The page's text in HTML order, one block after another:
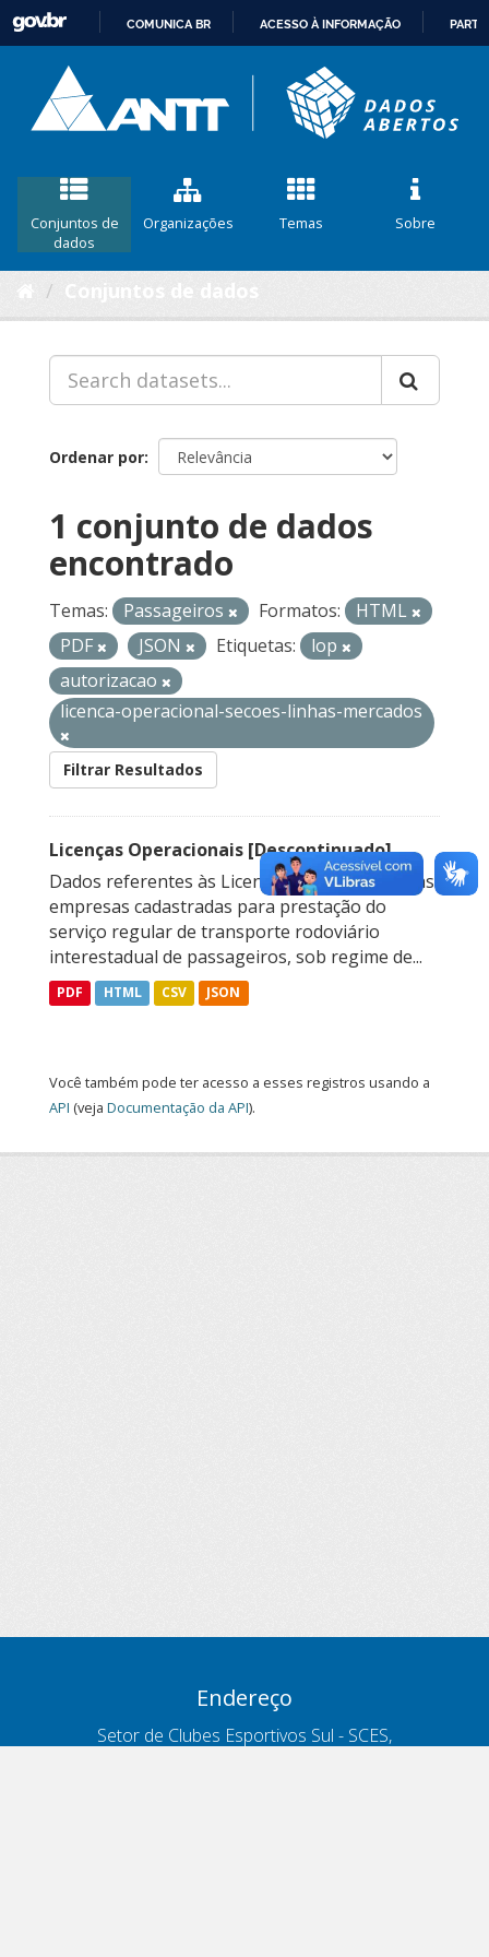
CONTEÚDO
COMUNICA BR ACESSO À INFORMAÇÃO
Conjuntos de
dados
Organizações Temas Sobre
Ordenar por
1 conjunto de dados
encontrado
Temas: Passageiros Formatos:
HTML
PDF
JSON Etiquetas:
lop
autorizacao
licenca-operacional-secoes-linhas-mercados
Filtrar Resultados
Licenças Operacionais [Descontinuado]
Dados referentes às Licenças Operacionais das
empresas cadastradas para prestação do
serviço regular de transporte rodoviário
interestadual de passageiros, sob regime de...
PDF HTML CSV JSON
Você também pode ter acesso a esses registros usando a
API (veja Documentação da API).
Endereço
Setor de Clubes Esportivos Sul - SCES,